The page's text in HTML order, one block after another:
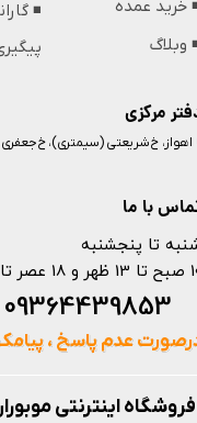
فروشگاه اینترنتی
مرکزی
با ما
اهواز، خ شریعتی (سیمتری)، خ
تا پنجشنبه
تا 21 شب
عدم پاسخ ،
خرید عمده
وبلاگ
◾️